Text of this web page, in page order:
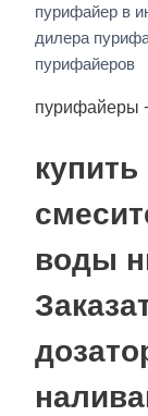
пурифайер в
дилера
пурифайеров
пурифайеры
воды